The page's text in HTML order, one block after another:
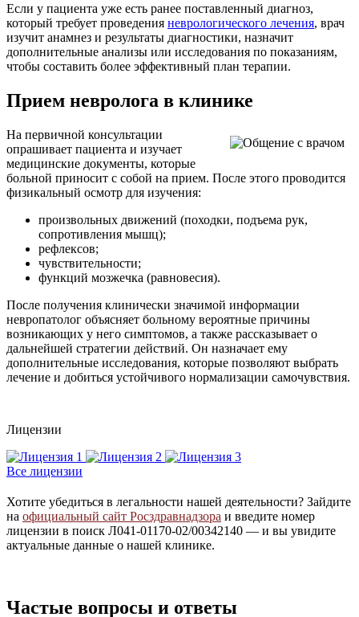
Если у пациента уже есть ранее поставленный диагноз,
который требует проведения неврологического лечения, врач
изучит анамнез и результаты диагностики, назначит
дополнительные анализы или исследования по показаниям,
чтобы составить более эффективный план терапии.
Прием невролога в клинике
На первичной консультации
опрашивает пациента и изучает
медицинские документы, которые
больной приносит с собой на прием. После этого проводится
физикальный осмотр для изучения:
произвольных движений (походки, подъема рук,
сопротивления мышц);
рефлексов;
чувствительности;
функций мозжечка (равновесия).
После получения клинически значимой информации
невропатолог объясняет больному вероятные причины
возникающих у него симптомов, а также рассказывает о
дальнейшей стратегии действий. Он назначает ему
дополнительные исследования, которые позволяют выбрать
лечение и добиться устойчивого нормализации самочувствия.
Лицензии
Все лицензии
Хотите убедиться в легальности нашей деятельности? Зайдите
на официальный сайт Росздравнадзора и введите номер
лицензии в поиск Л041-01170-02/00342140 — и вы увидите
актуальные данные о нашей клинике.
Частые вопросы и ответы